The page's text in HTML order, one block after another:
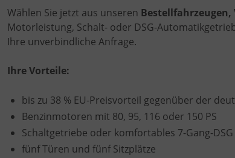
Wählen Sie jetzt aus unseren
Motorleistung, Schalt- oder DSG-
Ihre unverbindliche Anfrage.
Ihre Vorteile:
bis zu 38 % EU-Preisvorteil gegenüber der
Benzinmotoren mit 80, 95, 116 oder 150 PS
Schaltgetriebe oder komfortables 7-Gang-DSG
fünf Türen und fünf Sitzplätze